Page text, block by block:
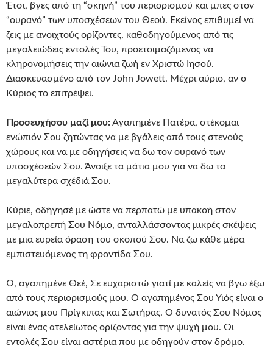
Έτσι, βγες από τη “σκηνή” του περιορισμού και μπες στον
“ουρανό” των υποσχέσεων του Θεού. Εκείνος επιθυμεί να
ζεις με ανοιχτούς ορίζοντες, καθοδηγούμενος από τις
μεγαλειώδεις εντολές Του, προετοιμαζόμενος να
κληρονομήσεις την αιώνια ζωή εν Χριστώ Ιησού.
Διασκευασμένο από τον John Jowett. Μέχρι αύριο, αν ο
Κύριος το επιτρέψει.
Προσευχήσου μαζί μου:Αγαπημένε Πατέρα, στέκομαι
ενώπιόν Σου ζητώντας να με βγάλεις από τους στενούς
χώρους και να με οδηγήσεις να δω τον ουρανό των
υποσχέσεών Σου. Άνοιξε τα μάτια μου για να δω τα
μεγαλύτερα σχέδιά Σου.
Κύριε, οδήγησέ με ώστε να περπατώ με υπακοή στον
μεγαλοπρεπή Σου Νόμο, ανταλλάσσοντας μικρές σκέψεις
με μια ευρεία όραση του σκοπού Σου. Να ζω κάθε μέρα
εμπιστευόμενος τη φροντίδα Σου.
Ω, αγαπημένε Θεέ, Σε ευχαριστώ γιατί με καλείς να βγω έξω
από τους περιορισμούς μου. Ο αγαπημένος Σου Υιός είναι ο
αιώνιος μου Πρίγκιπας και Σωτήρας. Ο δυνατός Σου Νόμος
είναι ένας ατελείωτος ορίζοντας για την ψυχή μου. Οι
εντολές Σου είναι αστέρια που με οδηγούν στον δρόμο.